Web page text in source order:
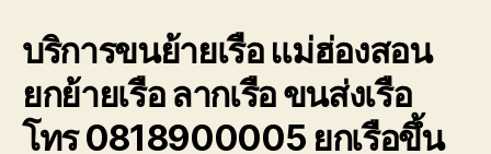
มาตรฐาน
ระหว่าง
การ
ยก
ย้าย
บริการขนย้ายเรือ แม่ฮ่องสอน
ยกย้ายเรือ ลากเรือ ขนส่งเรือ
โทร 0818900005 ยกเรือขึ้น